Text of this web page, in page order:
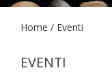
Home / Eventi
EVENTI